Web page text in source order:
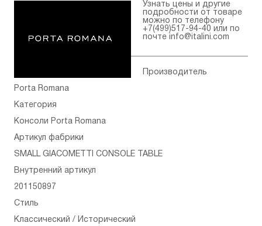
Узнать цены и другие
подробности от товаре
можно по телефону
+7(499)517-94-40 или по
почте
info@italini.com
Производитель
Porta Romana
Категория
Консоли Porta Romana
Артикул фабрики
SMALL GIACOMETTI CONSOLE TABLE
Внутренний артикул
201150897
Стиль
Классический / Исторический